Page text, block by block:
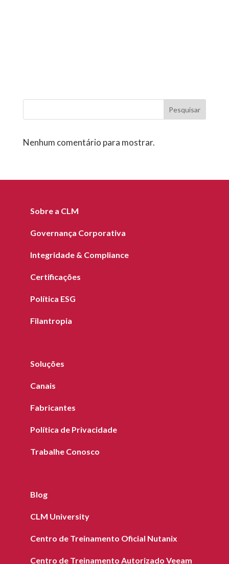
Pesquisar
Nenhum comentário para mostrar.
Sobre a CLM
Governança Corporativa
Integridade & Compliance
Certificações
Política ESG
Filantropia
Soluções
Canais
Fabricantes
Política de Privacidade
Trabalhe Conosco
Blog
CLM University
Centro de Treinamento Oficial Nutanix
Centro de Treinamento Autorizado Veeam